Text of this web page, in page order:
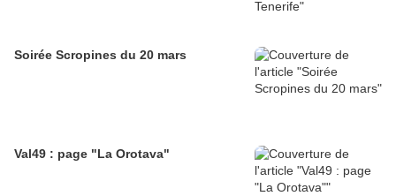
Soirée Scropines du 20 mars
Val49 : page "La Orotava"